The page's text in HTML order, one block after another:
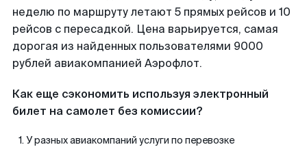
неделю по маршруту летают 5 прямых рейсов и 10
рейсов с пересадкой. Цена варьируется, самая
дорогая из найденных пользователями 9000
рублей авиакомпанией Аэрофлот.
Как еще сэкономить используя электронный
билет на самолет без комиссии?
У разных авиакомпаний услуги по перевозке